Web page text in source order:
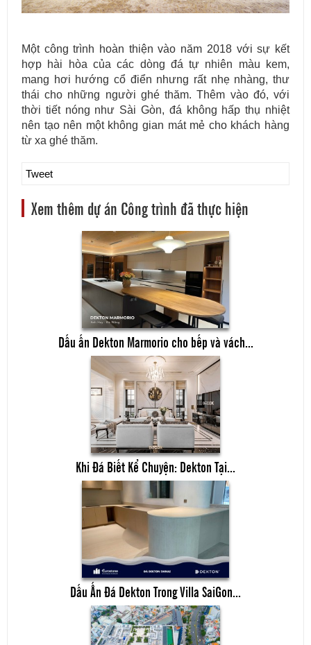
Một công trình hoàn thiện vào năm 2018 với sự kết
hợp hài hòa của các dòng đá tự nhiên màu kem,
mang hơi hướng cổ điển nhưng rất nhẹ nhàng, thư
thái cho những người ghé thăm. Thêm vào đó, với
thời tiết nóng như Sài Gòn, đá không hấp thụ nhiệt
nên tạo nên một không gian mát mẻ cho khách hàng
từ xa ghé thăm.
Tweet
Xem thêm dự án Công trình đã thực hiện
Dấu ấn Dekton Marmorio cho bếp và vách...
Khi Đá Biết Kể Chuyện: Dekton Tại...
Dấu Ấn Đá Dekton Trong Villa SaiGon...